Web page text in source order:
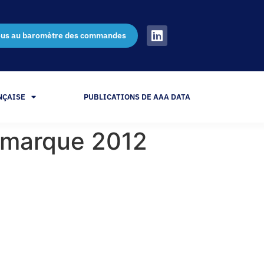
au baromètre des commandes
PUBLICATIONS DE AAA DATA
2012